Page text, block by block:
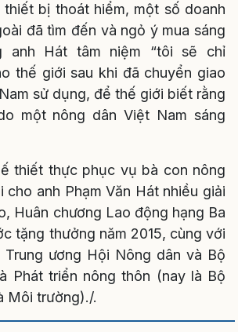
bị thoát hiểm, một số doanh
đã tìm đến và ngỏ ý mua sáng
anh Hát tâm niệm “tôi sẽ chỉ
thế giới sau khi đã chuyển giao
sử dụng, để thế giới biết rằng
một nông dân Việt Nam sáng
thiết thực phục vụ bà con nông
cho anh Phạm Văn Hát nhiều giải
Huân chương Lao động hạng Ba
tặng thưởng năm 2015, cùng với
Trung ương Hội Nông dân và Bộ
Phát triển nông thôn (nay là Bộ
Môi trường)./.